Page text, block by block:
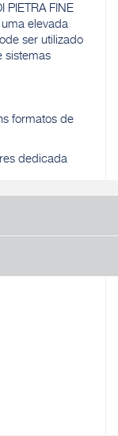
PIETRA FINE
elevada
ser utilizado
sistemas
formatos de
dedicada